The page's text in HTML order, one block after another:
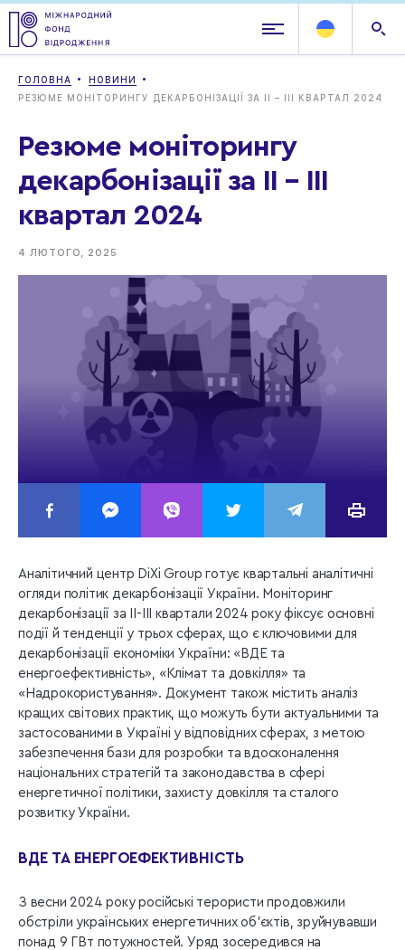
ГОЛОВНА
НОВИНИ
РЕЗЮМЕ МОНІТОРИНГУ ДЕКАРБОНІЗАЦІЇ ЗА ІІ – ІІІ КВАРТАЛ 2024
Резюме моніторингу
декарбонізації за ІІ – ІІІ
квартал 2024
4 ЛЮТОГО, 2025
Аналітичний центр DiXi Group готує квартальні аналітичні
огляди політик декарбонізації України. Моніторинг
декарбонізації за ІІ-ІІІ квартали 2024 року фіксує основні
події й тенденції у трьох сферах, що є ключовими для
декарбонізації економіки України: «ВДЕ та
енергоефективність», «Клімат та довкілля» та
«Надрокористування». Документ також містить аналіз
кращих світових практик, що можуть бути актуальними та
застосованими в Україні у відповідних сферах, з метою
забезпечення бази для розробки та вдосконалення
національних стратегій та законодавства в сфері
енергетичної політики, захисту довкілля та сталого
розвитку України.
ВДЕ ТА ЕНЕРГОЕФЕКТИВНІСТЬ
З весни 2024 року російські терористи продовжили
обстріли українських енергетичних об’єктів, зруйнувавши
понад 9 ГВт потужностей. Уряд зосередився на